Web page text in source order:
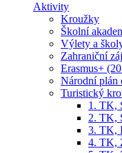
Aktivity
Kroužky
Školní
Výlety a
Zahraniční
Erasmus+
Národní plán
Turistický
1. TK,
2. TK,
3. TK,
4. TK,